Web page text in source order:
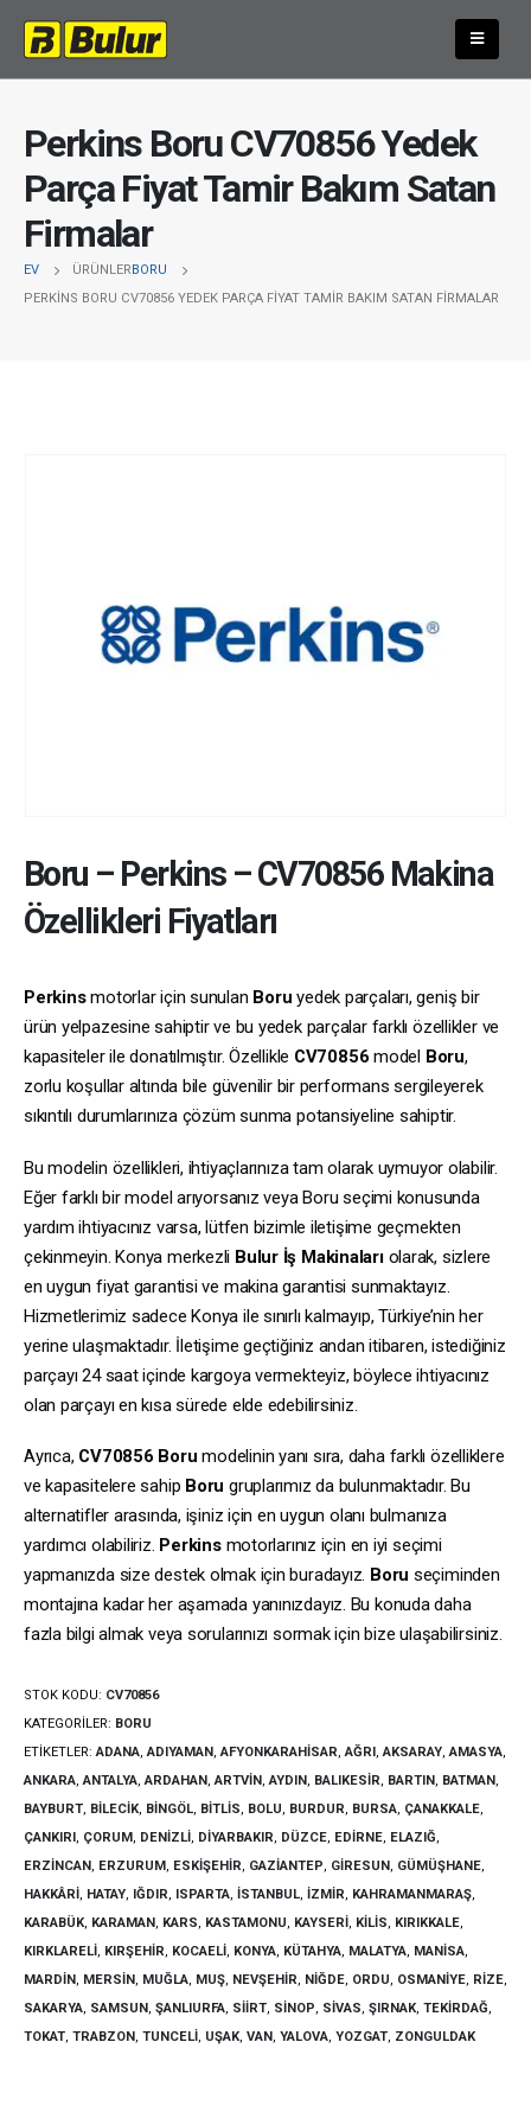
Perkins Boru CV70856 Yedek
Parça Fiyat Tamir Bakım Satan
Firmalar
EV ÜRÜNLERBORU
PERKINS BORU CV70856 YEDEK PARÇA FIYAT TAMIR BAKIM SATAN FIRMALAR
Boru – Perkins–CV70856Makina
Özellikleri Fiyatları
Perkinsmotorlar için sunulan Boru yedek parçaları, geniş bir
ürün yelpazesine sahiptir ve bu yedek parçalar farklı özellikler ve
kapasiteler ile donatılmıştır. Özellikle CV70856 model Boru,
zorlu koşullar altında bile güvenilir bir performans sergileyerek
sıkıntılı durumlarınıza çözüm sunma potansiyeline sahiptir.
Bu modelin özellikleri, ihtiyaçlarınıza tam olarak uymuyor olabilir.
Eğer farklı bir model arıyorsanız veya Boru seçimi konusunda
yardım ihtiyacınız varsa, lütfen bizimle iletişime geçmekten
çekinmeyin. Konya merkezli Bulur İş Makinalarıolarak, sizlere
en uygun fiyat garantisi ve makina garantisi sunmaktayız.
Hizmetlerimiz sadece Konya ile sınırlı kalmayıp, Türkiye’nin her
yerine ulaşmaktadır. İletişime geçtiğiniz andan itibaren, istediğiniz
parçayı 24 saat içinde kargoya vermekteyiz, böylece ihtiyacınız
olan parçayı en kısa sürede elde edebilirsiniz.
Ayrıca, CV70856 Boru modelinin yanı sıra, daha farklı özelliklere
ve kapasitelere sahip Boru gruplarımız da bulunmaktadır. Bu
alternatifler arasında, işiniz için en uygun olanı bulmanıza
yardımcı olabiliriz. Perkinsmotorlarınız için en iyi seçimi
yapmanızda size destek olmak için buradayız. Boru seçiminden
montajına kadar her aşamada yanınızdayız. Bu konuda daha
fazla bilgi almak veya sorularınızı sormak için bize ulaşabilirsiniz.
STOK KODU: CV70856
KATEGORILER: BORU
ETIKETLER:ADANA,ADIYAMAN,AFYONKARAHISAR,AĞRI,AKSARAY,AMASYA,
ANKARA,ANTALYA,ARDAHAN,ARTVIN,AYDIN, BALIKESIR, BARTIN, BATMAN,
BAYBURT, BILECIK, BINGÖL, BITLIS, BOLU, BURDUR, BURSA, ÇANAKKALE,
ÇANKIRI, ÇORUM, DENIZLI, DIYARBAKIR, DÜZCE, EDIRNE, ELAZIĞ,
ERZINCAN, ERZURUM, ESKIŞEHIR, GAZIANTEP, GIRESUN, GÜMÜŞHANE,
HAKKÂRI, HATAY, IĞDIR, ISPARTA, İSTANBUL, İZMIR, KAHRAMANMARAŞ,
KARABÜK, KARAMAN, KARS, KASTAMONU, KAYSERI, KILIS, KIRIKKALE,
KIRKLARELI, KIRŞEHIR, KOCAELI, KONYA, KÜTAHYA, MALATYA, MANISA,
MARDIN, MERSIN, MUĞLA, MUŞ, NEVŞEHIR, NIĞDE, ORDU, OSMANIYE, RIZE,
SAKARYA, SAMSUN, ŞANLIURFA, SIIRT, SINOP, SIVAS, ŞIRNAK, TEKIRDAĞ,
TOKAT, TRABZON, TUNCELI, UŞAK, VAN, YALOVA, YOZGAT, ZONGULDAK